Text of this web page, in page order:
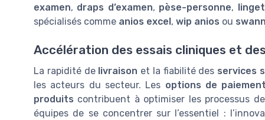
examen, draps d’examen, pèse-personne,
spécialisés comme anios excel, wip anios ou
Accélération des essais cliniques et
La rapidité de livraison et la fiabilité des services
les acteurs du secteur. Les options de paiement
produits contribuent à optimiser les processus de
équipes de se concentrer sur l’essentiel :